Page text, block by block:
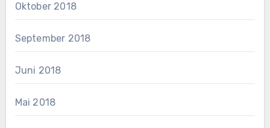
Oktober 2018
September 2018
Juni 2018
Mai 2018